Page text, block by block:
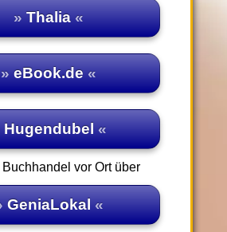
Thalia
eBook.de
Hugendubel
vor Ort über
GeniaLokal